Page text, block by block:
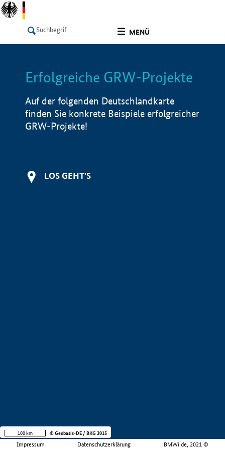
MENÜ
LISTE Info
Erfolgreiche GRW-Projekte
Auf der folgenden Deutschlandkarte
finden Sie konkrete Beispiele erfolgreicher
GRW-Projekte!
LOS GEHT'S
Impressum Datenschutzerklärung BMWi.de, 2021 ©
100 km © Geobasis-DE / BKG 2015